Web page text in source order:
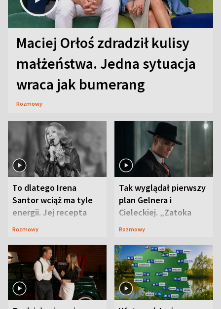
Maciej Orłoś zdradził kulisy
małżeństwa. Jedna sytuacja
wraca jak bumerang
Rozmowy
To dlatego Irena
Santor wciąż ma tyle
energii. Jej recepta
jest zaskakująco
Rozmowy
Tak wyglądał pierwszy
plan Gelnera i
Cieleckiej. „Zatoka
szpiegów” od razu ich
Rozmowy